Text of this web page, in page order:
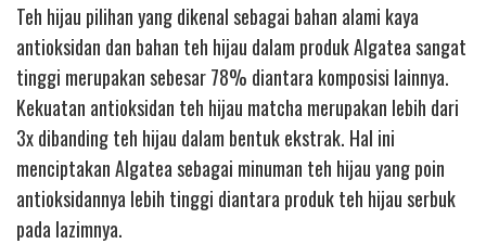
Teh hijau pilihan yang dikenal sebagai bahan alami kaya
antioksidan dan bahan teh hijau dalam produk Algatea sangat
tinggi merupakan sebesar 78% diantara komposisi lainnya.
Kekuatan antioksidan teh hijau matcha merupakan lebih dari
3x dibanding teh hijau dalam bentuk ekstrak. Hal ini
menciptakan Algatea sebagai minuman teh hijau yang poin
antioksidannya lebih tinggi diantara produk teh hijau serbuk
pada lazimnya.